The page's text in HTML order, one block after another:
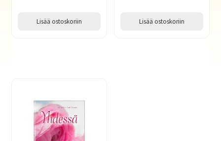
Lisää ostoskoriin Lisää ostoskoriin